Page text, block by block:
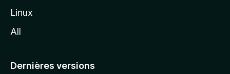
l
Linux
All
Dernières versions